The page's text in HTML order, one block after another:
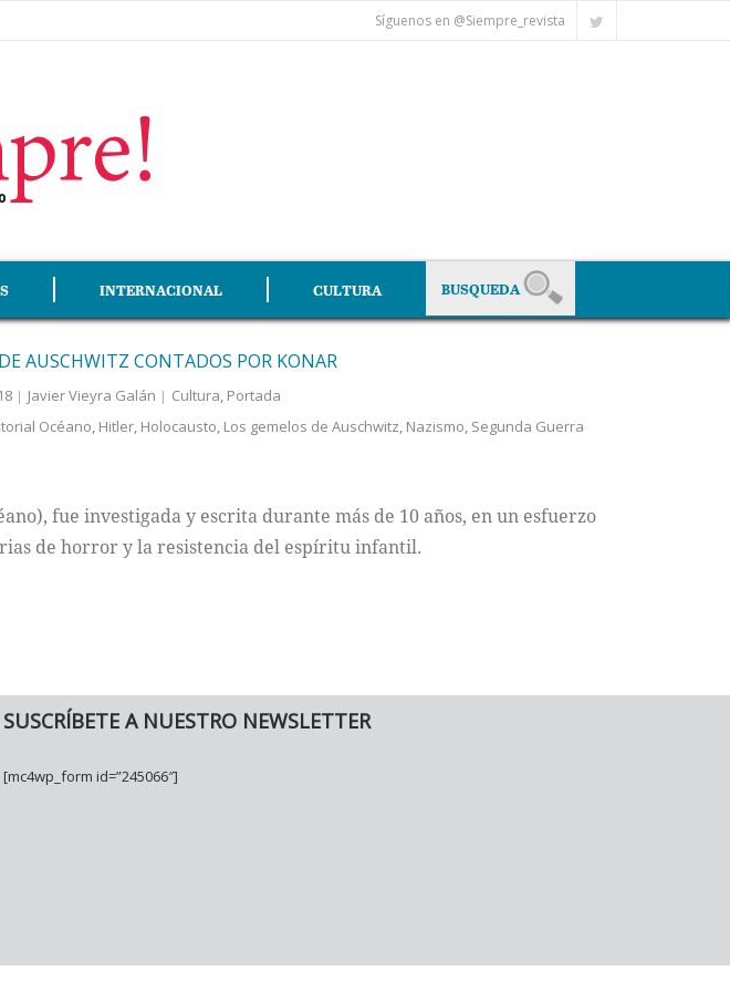
Síguenos en @Siempre_revista
INTERNACIONAL CULTURA
AUSCHWITZ CONTADOS POR KONAR
Javier Vieyra Galán Cultura, Portada
Océano, Hitler, Holocausto, Los gemelos de Auschwitz, Nazismo, Segunda Guerra
fue investigada y escrita durante más de 10 años, en un esfuerzo
de horror y la resistencia del espíritu infantil.
SUSCRÍBETE A NUESTRO NEWSLETTER
[mc4wp_form id=”245066″]